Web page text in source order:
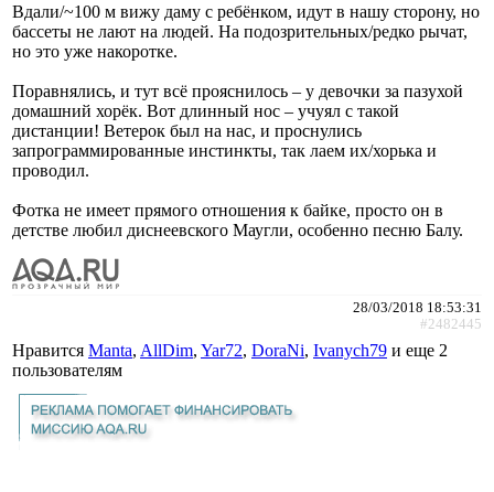
Вдали/~100 м вижу даму с ребёнком, идут в нашу сторону, но
бассеты не лают на людей. На подозрительных/редко рычат,
но это уже накоротке.
Поравнялись, и тут всё прояснилось – у девочки за пазухой
домашний хорёк. Вот длинный нос – учуял с такой
дистанции! Ветерок был на нас, и проснулись
запрограммированные инстинкты, так лаем их/хорька и
проводил.
Фотка не имеет прямого отношения к байке, просто он в
детстве любил диснеевского Маугли, особенно песню Балу.
28/03/2018 18:53:31
#2482445
Нравится Manta, AllDim, Yar72, DoraNi, Ivanych79 и еще 2
пользователям